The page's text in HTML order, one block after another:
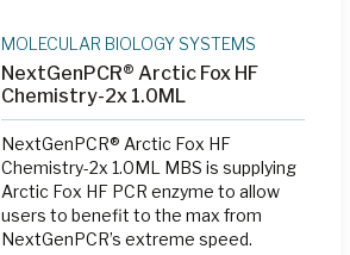
MOLECULAR BIOLOGY SYSTEMS
NextGenPCR® Arctic Fox HF
Chemistry-2x 1.0ML
NextGenPCR® Arctic Fox HF
Chemistry-2x 1.0ML MBS is supplying
Arctic Fox HF PCR enzyme to allow
users to benefit to the max from
NextGenPCR’s extreme speed.